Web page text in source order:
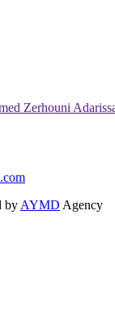
Zerhouni
by AYMD Agency